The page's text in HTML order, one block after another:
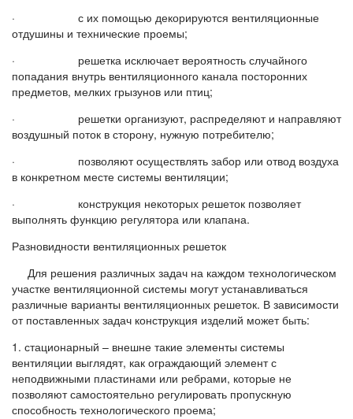
· с их помощью декорируются вентиляционные
отдушины и технические проемы;
· решетка исключает вероятность случайного
попадания внутрь вентиляционного канала посторонних
предметов, мелких грызунов или птиц;
· решетки организуют, распределяют и направляют
воздушный поток в сторону, нужную потребителю;
· позволяют осуществлять забор или отвод воздуха
в конкретном месте системы вентиляции;
· конструкция некоторых решеток позволяет
выполнять функцию регулятора или клапана.
Разновидности вентиляционных решеток
Для решения различных задач на каждом технологическом
участке вентиляционной системы могут устанавливаться
различные варианты вентиляционных решеток. В зависимости
от поставленных задач конструкция изделий может быть:
1. стационарный – внешне такие элементы системы
вентиляции выглядят, как ограждающий элемент с
неподвижными пластинами или ребрами, которые не
позволяют самостоятельно регулировать пропускную
способность технологического проема;